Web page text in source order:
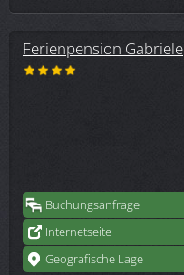
Ferienpension Gabriele
Buchungsanfrage
Internetseite
Geografische Lage